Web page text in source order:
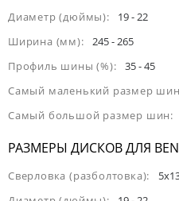
Диаметр (дюймы):
19 - 22
Ширина (мм):
245 - 265
Профиль шины (%):
35 - 45
Самый маленький размер
Самый большой размер шин:
РАЗМЕРЫ ДИСКОВ ДЛЯ
Сверловка (разболтовка):